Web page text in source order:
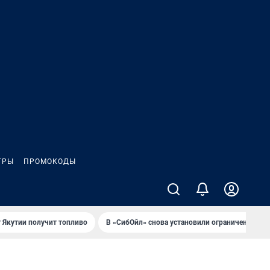
ПРОМОКОДЫ
получит топливо В «СибОйл» снова установили ограничения